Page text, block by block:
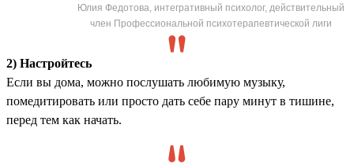
Юлия Федотова, интегративный психолог, действительный
член Профессиональной психотерапевтической лиги
2) Настройтесь
Если вы дома, можно послушать любимую музыку,
помедитировать или просто дать себе пару минут в тишине,
перед тем как начать.